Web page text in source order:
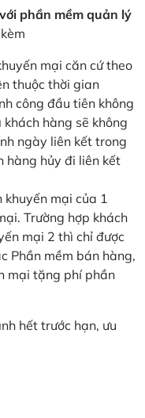
phần mềm quản lý
mại căn cứ theo
thuộc thời gian
công đầu tiên không
hàng sẽ không
ngày liên kết trong
hàng hủy đi liên kết
khuyến mại của 1
Trường hợp khách
mại 2 thì chỉ được
Phần mềm bán hàng,
mại tặng phí phần
hết trước hạn, ưu